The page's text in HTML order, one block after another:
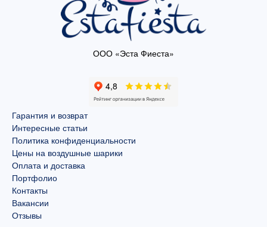
ООО «Эста Фиеста»
Гарантия и возврат
Интересные статьи
Политика конфиденциальности
Цены на воздушные шарики
Оплата и доставка
Портфолио
Контакты
Вакансии
Отзывы